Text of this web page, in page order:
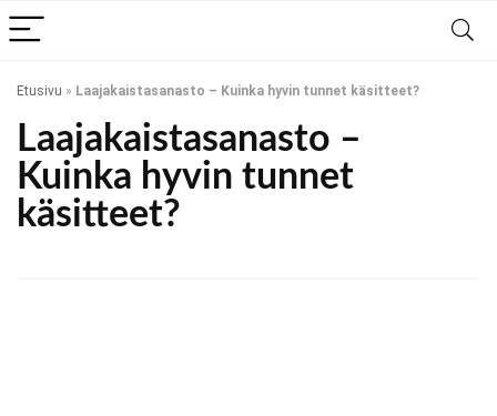
Etusivu » Laajakaistasanasto – Kuinka hyvin tunnet käsitteet?
Laajakaistasanasto –
Kuinka hyvin tunnet
käsitteet?